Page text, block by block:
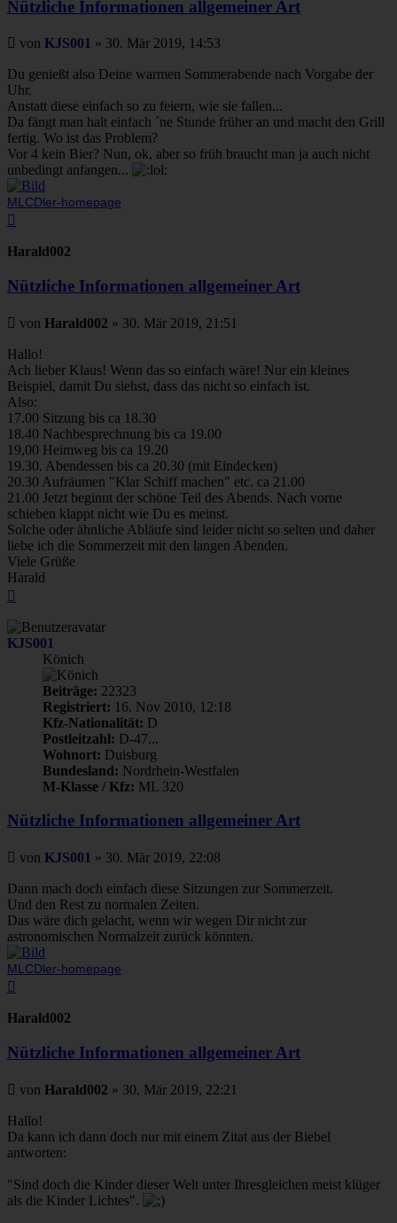
Nützliche Informationen allgemeiner Art
Beitrag
von KJS001 » 30. Mär 2019, 14:53
Du genießt also Deine warmen Sommerabende nach Vorgabe der
Uhr.
Anstatt diese einfach so zu feiern, wie sie fallen...
Da fängt man halt einfach ´ne Stunde früher an und macht den Grill
fertig. Wo ist das Problem?
Vor 4 kein Bier? Nun, ok, aber so früh braucht man ja auch nicht
unbedingt anfangen...
MLCDler-homepage
Harald002
Nützliche Informationen allgemeiner Art
Beitrag
von Harald002 » 30. Mär 2019, 21:51
Hallo!
Ach lieber Klaus! Wenn das so einfach wäre! Nur ein kleines
Beispiel, damit Du siehst, dass das nicht so einfach ist.
Also:
17.00 Sitzung bis ca 18.30
18.40 Nachbesprechnung bis ca 19.00
19,00 Heimweg bis ca 19.20
19.30. Abendessen bis ca 20.30 (mit Eindecken)
20.30 Aufräumen "Klar Schiff machen" etc. ca 21.00
21.00 Jetzt beginnt der schöne Teil des Abends. Nach vorne
schieben klappt nicht wie Du es meinst.
Solche oder ähnliche Abläufe sind leider nicht so selten und daher
liebe ich die Sommerzeit mit den langen Abenden.
Viele Grüße
Harald
KJS001
Könich
Beiträge: 22323
Registriert: 16. Nov 2010, 12:18
Kfz-Nationalität: D
Postleitzahl: D-47...
Wohnort: Duisburg
Bundesland: Nordrhein-Westfalen
M-Klasse / Kfz: ML 320
Nützliche Informationen allgemeiner Art
Beitrag
von KJS001 » 30. Mär 2019, 22:08
Dann mach doch einfach diese Sitzungen zur Sommerzeit.
Und den Rest zu normalen Zeiten.
Das wäre dich gelacht, wenn wir wegen Dir nicht zur
astronomischen Normalzeit zurück könnten.
MLCDler-homepage
Harald002
Nützliche Informationen allgemeiner Art
Beitrag
von Harald002 » 30. Mär 2019, 22:21
Hallo!
Da kann ich dann doch nur mit einem Zitat aus der Biebel
antworten:
"Sind doch die Kinder dieser Welt unter Ihresgleichen meist klüger
als die Kinder Lichtes".